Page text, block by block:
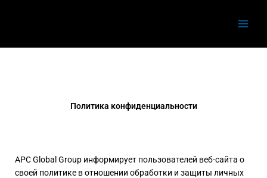
Menu
Политика конфиденциальности
APC Global Group информирует пользователей веб-сайта о
своей политике в отношении обработки и защиты личных